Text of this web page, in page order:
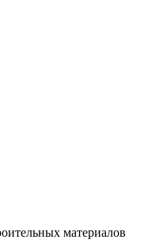
материалов